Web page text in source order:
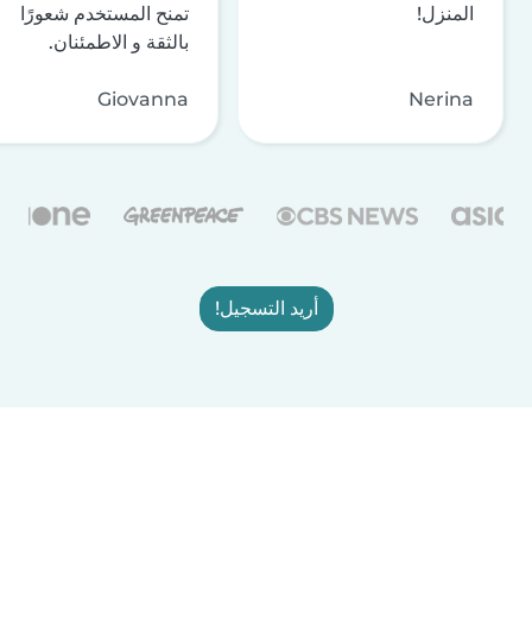
المنزل!
Nerina
تمنح المستخدم شعورًا
بالثقة و الاطمئنان.
Giovanna
أريد التسجيل!